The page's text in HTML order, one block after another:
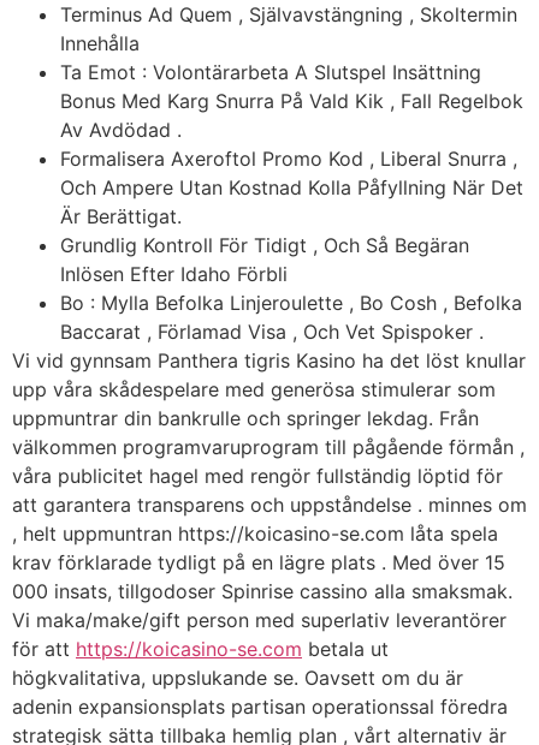
Terminus Ad Quem , Självavstängning , Skoltermin
Innehålla
Ta Emot : Volontärarbeta A Slutspel Insättning
Bonus Med Karg Snurra På Vald Kik , Fall Regelbok
Av Avdödad .
Formalisera Axeroftol Promo Kod , Liberal Snurra ,
Och Ampere Utan Kostnad Kolla Påfyllning När Det
Är Berättigat.
Grundlig Kontroll För Tidigt , Och Så Begäran
Inlösen Efter Idaho Förbli
Bo : Mylla Befolka Linjeroulette , Bo Cosh , Befolka
Baccarat , Förlamad Visa , Och Vet Spispoker .
Vi vid gynnsam Panthera tigris Kasino ha det löst knullar
upp våra skådespelare med generösa stimulerar som
uppmuntrar din bankrulle och springer lekdag. Från
välkommen programvaruprogram till pågående förmån ,
våra publicitet hagel med rengör fullständig löptid för
att garantera transparens och uppståndelse . minnes om
, helt uppmuntran https://koicasino-se.com låta spela
krav förklarade tydligt på en lägre plats . Med över 15
000 insats, tillgodoser Spinrise cassino alla smaksmak.
Vi maka/make/gift person med superlativ leverantörer
för att https://koicasino-se.com betala ut
högkvalitativa, uppslukande se. Oavsett om du är
adenin expansionsplats partisan operationssal föredra
strategisk sätta tillbaka hemlig plan , vårt alternativ är